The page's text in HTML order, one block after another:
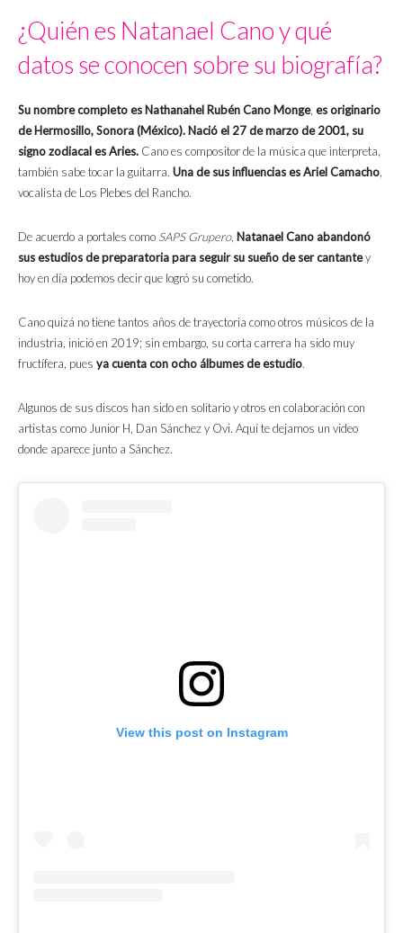
¿Quién es Natanael Cano y qué
datos se conocen sobre su biografía?
Su nombre completo es Nathanahel Rubén Cano Monge, es originario
de Hermosillo, Sonora (México). Nació el 27 de marzo de 2001, su
signo zodiacal es Aries. Cano es compositor de la música que interpreta,
también sabe tocar la guitarra. Una de sus influencias es Ariel Camacho,
vocalista de Los Plebes del Rancho.
De acuerdo a portales como SAPS Grupero, Natanael Cano abandonó
sus estudios de preparatoria para seguir su sueño de ser cantantey
hoy en día podemos decir que logró su cometido.
Cano quizá no tiene tantos años de trayectoria como otros músicos de la
industria, inició en 2019; sin embargo, su corta carrera ha sido muy
fructífera, pues ya cuenta con ocho álbumes de estudio.
Algunos de sus discos han sido en solitario y otros en colaboración con
artistas como Junior H, Dan Sánchez y Ovi. Aquí te dejamos un video
donde aparece junto a Sánchez.
View this post on Instagram